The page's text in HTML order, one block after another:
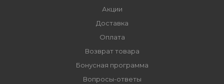
Акции
Доставка
Оплата
Возврат товара
Бонусная программа
Вопросы-ответы